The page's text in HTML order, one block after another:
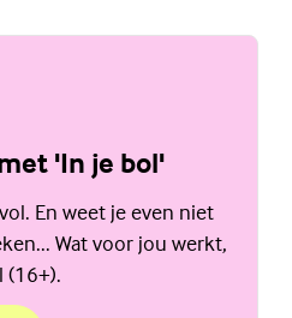
'In je bol'
En weet je even niet
Wat voor jou werkt,
(16+).